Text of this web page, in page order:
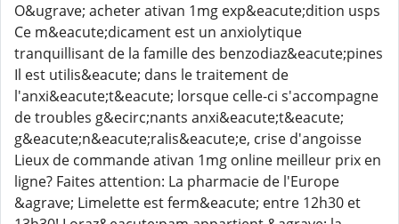
O&ugrave; acheter ativan 1mg exp&eacute;dition usps
Ce m&eacute;dicament est un anxiolytique
tranquillisant de la famille des benzodiaz&eacute;pines
Il est utilis&eacute; dans le traitement de
l'anxi&eacute;t&eacute; lorsque celle-ci s'accompagne
de troubles g&ecirc;nants anxi&eacute;t&eacute;
g&eacute;n&eacute;ralis&eacute;e, crise d'angoisse
Lieux de commande ativan 1mg online meilleur prix en
ligne? Faites attention: La pharmacie de l'Europe
&agrave; Limelette est ferm&eacute; entre 12h30 et